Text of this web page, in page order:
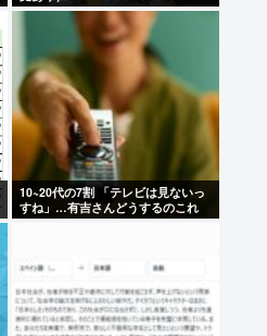
10~20代の7割 「テレビは見ないっ
すね」…有吉さんどうするのこれ